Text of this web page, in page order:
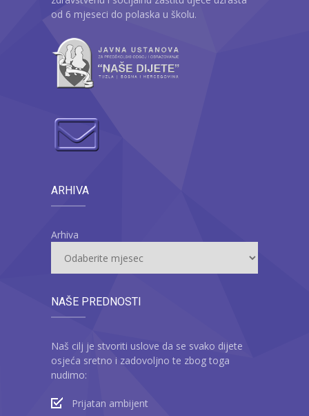
od 6 mjeseci do polaska u školu.
ARHIVA
Arhiva
NAŠE PREDNOSTI
Naš cilj je stvoriti uslove da se svako dijete
osjeća sretno i zadovoljno te zbog toga
nudimo:
Prijatan ambijent